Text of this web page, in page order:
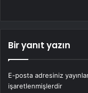
Bir yanıt yazın
E-posta adresiniz
işaretlenmişlerdir